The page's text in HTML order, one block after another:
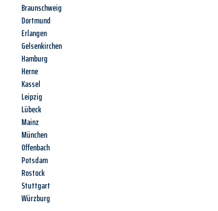
Braunschweig
Dortmund
Erlangen
Gelsenkirchen
Hamburg
Herne
Kassel
Leipzig
Lübeck
Mainz
München
Offenbach
Potsdam
Rostock
Stuttgart
Würzburg